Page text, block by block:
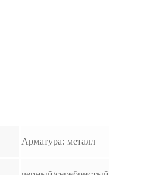
Арматура: металл